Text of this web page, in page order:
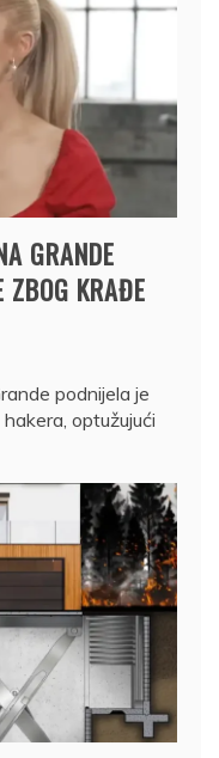
GRANDE
ZBOG KRAĐE
podnijela je
optužujući